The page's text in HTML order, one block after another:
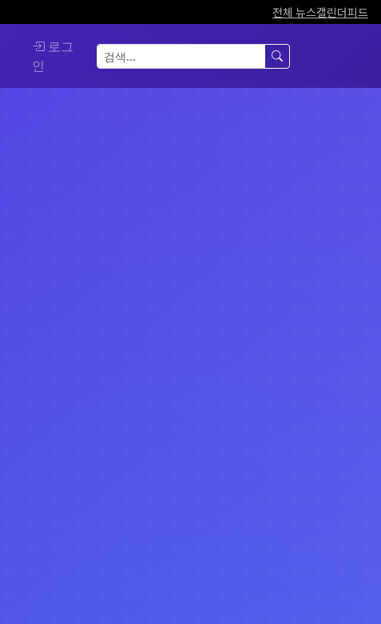
전체 뉴스캘린더피드
로그
인